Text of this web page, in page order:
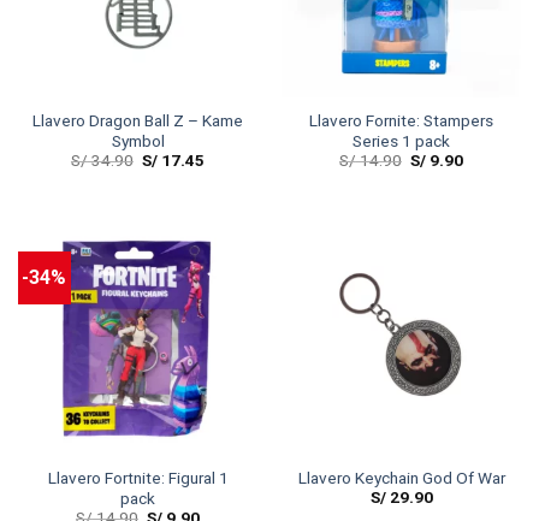
Llavero Dragon Ball Z – Kame
Symbol
S/34.90 S/ 17.45
Llavero Fornite: Stampers
Series 1 pack
S/14.90 S/ 9.90
-34%
Llavero Fortnite: Figural 1
pack
Llavero Keychain God Of War
S/29.90